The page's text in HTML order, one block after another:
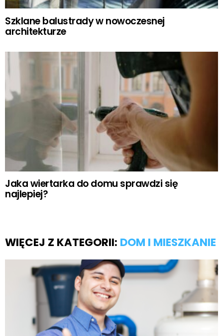
Szklane balustrady w nowoczesnej
architekturze
Jaka wiertarka do domu sprawdzi się
najlepiej?
WIĘCEJ Z KATEGORII: DOM I MIESZKANIE